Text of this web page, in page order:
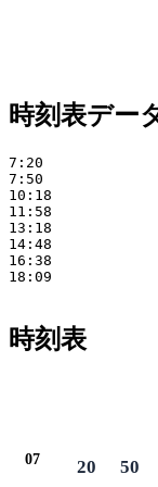
時刻表デー
7:20
7:50
10:18
11:58
13:18
14:48
16:38
18:09
時刻表
07 20 50